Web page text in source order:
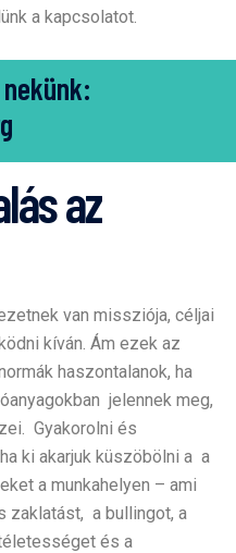
a kapcsolatot.
az
van missziója, céljai
kíván. Ám ezek az
haszontalanok, ha
jelennek meg,
Gyakorolni és
ki akarjuk küszöbölni a a
a munkahelyen – ami
zaklatást, a bullingot, a
és a